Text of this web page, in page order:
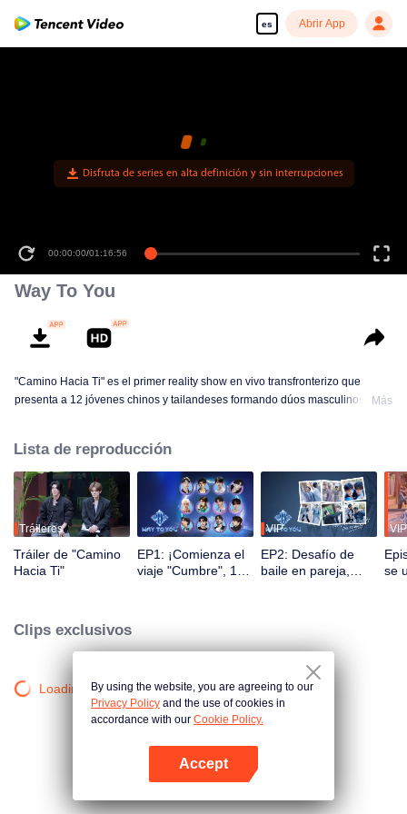
es Abrir App
Disfruta de series en alta definición y sin interrupciones
00:00:00/01:16:56
Way To You
"Camino Hacia Ti" es el primer reality show en vivo transfronterizo que
presenta a 12 jóvenes chinos y tailandeses formando dúos masculinos.
multiplataforma. Los espectadores participan directamente en el desarrollo
de sus ídolos a través de votaciones y apoyo, observando el viaje desde el
primer encuentro hasta la perfecta sincronía. La pareja más popular con la
mejor química debutará finalmente en el escenario global.
Más
Lista de reproducción
Tráileres
Tráiler de "Camino
Hacia Ti"
EP1: ¡Comienza el
viaje "Cumbre", 12
VIP
EP2: Desafío de
baile en pareja,
VIP
se
Clips exclusivos
Loading…By using the website, you are agreeing to our
Privacy Policy and the use of cookies in
accordance with our Cookie Policy.
Accept